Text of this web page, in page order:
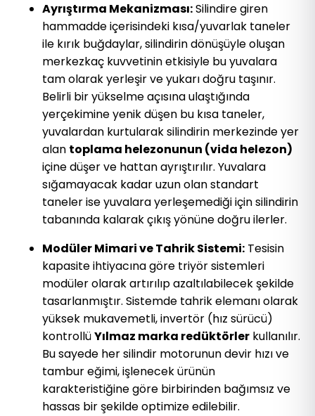
Ayrıştırma Mekanizması:Silindire giren
hammadde içerisindeki kısa/yuvarlak taneler
ile kırık buğdaylar, silindirin dönüşüyle oluşan
merkezkaç kuvvetinin etkisiyle bu yuvalara
tam olarak yerleşir ve yukarı doğru taşınır.
Belirli bir yükselme açısına ulaştığında
yerçekimine yenik düşen bu kısa taneler,
yuvalardan kurtularak silindirin merkezinde yer
alan toplama helezonunun (vida helezon)
içine düşer ve hattan ayrıştırılır. Yuvalara
sığamayacak kadar uzun olan standart
taneler ise yuvalara yerleşemediği için silindirin
tabanında kalarak çıkış yönüne doğru ilerler.
Modüler Mimari ve Tahrik Sistemi: Tesisin
kapasite ihtiyacına göre triyör sistemleri
modüler olarak artırılıp azaltılabilecek şekilde
tasarlanmıştır. Sistemde tahrik elemanı olarak
yüksek mukavemetli, invertör (hız sürücü)
kontrollüYılmaz marka redüktörler kullanılır.
Bu sayede her silindir motorunun devir hızı ve
tambur eğimi, işlenecek ürünün
karakteristiğine göre birbirinden bağımsız ve
hassas bir şekilde optimize edilebilir.